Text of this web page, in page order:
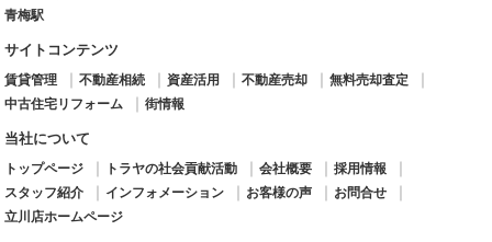
青梅駅
サイトコンテンツ
賃貸管理 不動産相続 資産活用 不動産売却
無料売却査定
中古住宅リフォーム
街情報
当社について
トップページ トラヤの社会貢献活動 会社概要
採用情報
スタッフ紹介
インフォメーション お客様の声
お問合せ
立川店ホームページ